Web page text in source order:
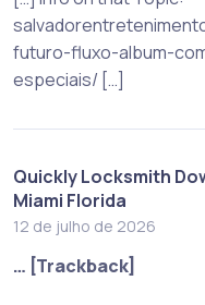
futuro-fluxo-album-
especiais/ […]
Quickly Locksmith
Miami Florida
12 de julho de 2026
… [Trackback]